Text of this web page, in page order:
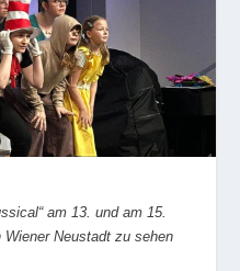
am 13. und am 15.
Neustadt zu sehen